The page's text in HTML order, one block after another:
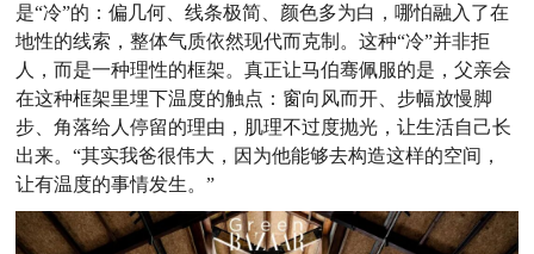
是“冷”的：偏几何、线条极简、颜色多为白，哪怕融入了在
地性的线索，整体气质依然现代而克制。这种“冷”并非拒
人，而是一种理性的框架。真正让马伯骞佩服的是，父亲会
在这种框架里埋下温度的触点：窗向风而开、步幅放慢脚
步、角落给人停留的理由，肌理不过度抛光，让生活自己长
出来。“其实我爸很伟大，因为他能够去构造这样的空间，
让有温度的事情发生。”